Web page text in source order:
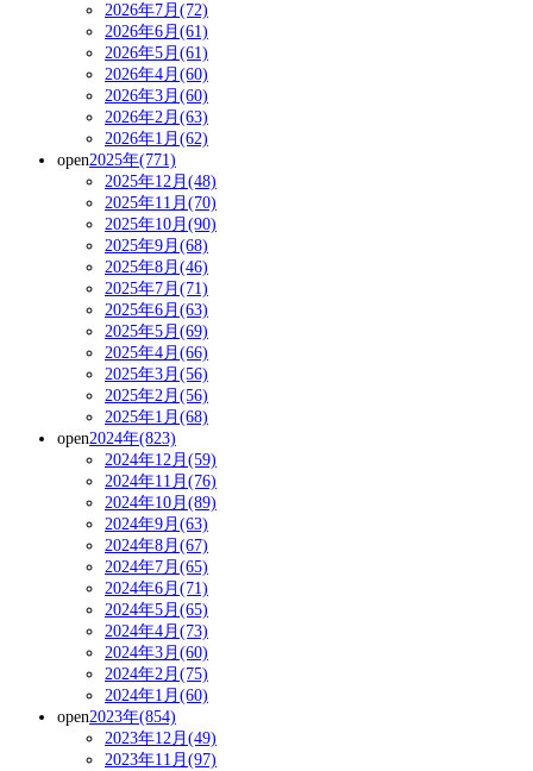
2026年7月(72)
2026年6月(61)
2026年5月(61)
2026年4月(60)
2026年3月(60)
2026年2月(63)
2026年1月(62)
open2025年(771)
2025年12月(48)
2025年11月(70)
2025年10月(90)
2025年9月(68)
2025年8月(46)
2025年7月(71)
2025年6月(63)
2025年5月(69)
2025年4月(66)
2025年3月(56)
2025年2月(56)
2025年1月(68)
open2024年(823)
2024年12月(59)
2024年11月(76)
2024年10月(89)
2024年9月(63)
2024年8月(67)
2024年7月(65)
2024年6月(71)
2024年5月(65)
2024年4月(73)
2024年3月(60)
2024年2月(75)
2024年1月(60)
open2023年(854)
2023年12月(49)
2023年11月(97)